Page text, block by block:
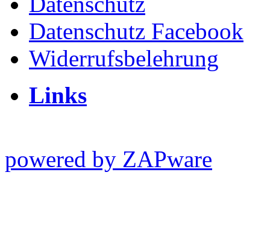
Datenschutz Facebook
Widerrufsbelehrung
Links
powered by ZAPware